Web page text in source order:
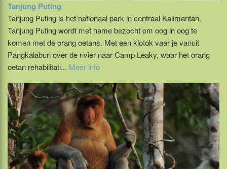
Tanjung Puting
Tanjung Puting is het nationaal park in centraal Kalimantan.
Tanjung Puting wordt met name bezocht om oog in oog te
komen met de orang oetans. Met een klotok vaar je vanuit
Pangkalabun over de rivier naar Camp Leaky, waar het orang
oetan rehabilitati... Meer info